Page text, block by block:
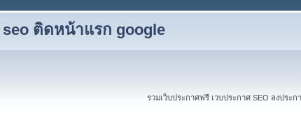
ติดหน้าแรก google
รวมเว็บประกาศฟรี เวบประกาศ SEO ลงปร